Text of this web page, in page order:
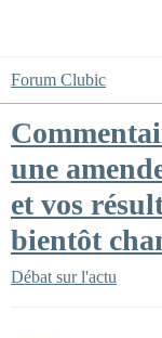
Forum Clubic
une
et vos
bientôt
Débat sur l'actu